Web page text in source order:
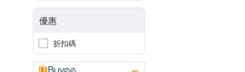
優惠
折扣碼